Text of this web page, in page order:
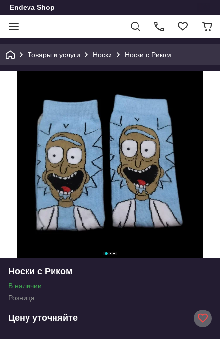
Endeva Shop
Товары и услуги Носки Носки с Риком
Носки с Риком
В наличии
Розница
Цену уточняйте